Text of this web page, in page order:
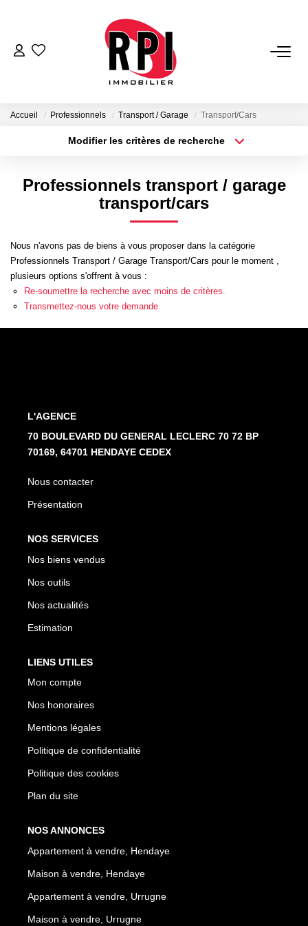
VENTES
LOCATIONS
NOS SERVICES
Estimation
Biens Vendus
Gestion
Expertise Immobilière
Accueil Professionnels Transport / Garage Transport/Cars
Modifier les critères de recherche
Type de bien
Surface min
Créer une alerte
Professionnels transport / garage
transport/cars
Nous n'avons pas de biens à vous proposer dans la catégorie
Professionnels Transport / Garage Transport/Cars pour le moment ,
plusieurs options s'offrent à vous :
Re-soumettre la recherche avec moins de critères.
Transmettez-nous votre demande
L'AGENCE
70 BOULEVARD DU GENERAL LECLERC 70 72 BP
70169, 64701 HENDAYE CEDEX
Nous contacter
Présentation
NOS SERVICES
Nos biens vendus
Nos outils
Nos actualités
Estimation
LIENS UTILES
Mon compte
Nos honoraires
Mentions légales
Politique de confidentialité
Politique des cookies
Plan du site
NOS ANNONCES
Appartement à vendre, Hendaye
Maison à vendre, Hendaye
Appartement à vendre, Urrugne
Maison à vendre, Urrugne